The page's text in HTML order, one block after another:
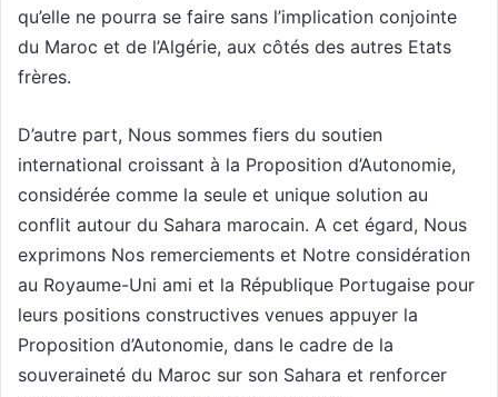
qu’elle ne pourra se faire sans l’implication conjointe
du Maroc et de l’Algérie, aux côtés des autres Etats
frères.
D’autre part, Nous sommes fiers du soutien
international croissant à la Proposition d’Autonomie,
considérée comme la seule et unique solution au
conflit autour du Sahara marocain. A cet égard, Nous
exprimons Nos remerciements et Notre considération
au Royaume-Uni ami et la République Portugaise pour
leurs positions constructives venues appuyer la
Proposition d’Autonomie, dans le cadre de la
souveraineté du Maroc sur son Sahara et renforcer